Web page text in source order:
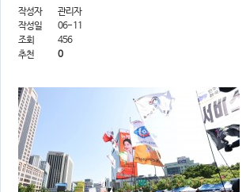
작성자
관리자
작성일
06-11
조회
456
추천
0